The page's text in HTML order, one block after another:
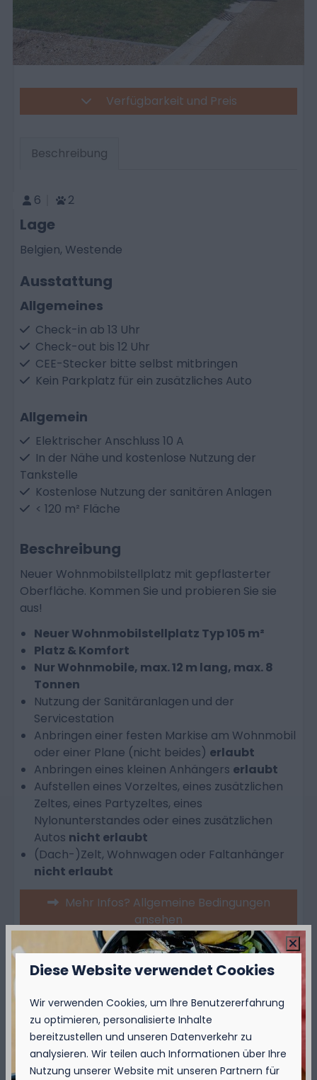
Verfügbarkeit und Preis
Beschreibung
6 2
Lage
Belgien, Westende
Ausstattung
Allgemeines
Check-in ab 13 Uhr
Check-out bis 12 Uhr
CEE-Stecker bitte selbst mitbringen
Kein Parkplatz für ein zusätzliches Auto
Allgemein
Elektrischer Anschluss 10 A
In der Nähe und kostenlose Nutzung der
Tankstelle
Kostenlose Nutzung der sanitären Anlagen
< 120 m² Fläche
Beschreibung
Neuer Wohnmobilstellplatz mit gepflasterter
Oberfläche. Kommen Sie und probieren Sie sie
aus!
Neuer Wohnmobilstellplatz Typ 105 m²
Platz & Komfort
Nur Wohnmobile, max. 12 m lang, max. 8
Tonnen
Nutzung der Sanitäranlagen und der
Servicestation
Anbringen einer festen Markise am Wohnmobil
oder einer Plane (nicht beides) erlaubt
Anbringen eines kleinen Anhängers erlaubt
Aufstellen eines Vorzeltes, eines zusätzlichen
Zeltes, eines Partyzeltes, eines
Nylonunterstandes oder eines zusätzlichen
Autos nicht erlaubt
(Dach-)Zelt, Wohnwagen oder Faltanhänger
nicht erlaubt
Mehr Infos? Allgemeine Bedingungen
ansehen
Over de camping
Over de omgeving
Diese Website verwendet Cookies
Wir verwenden Cookies, um Ihre Benutzererfahrung
zu optimieren, personalisierte Inhalte
bereitzustellen und unseren Datenverkehr zu
analysieren. Wir teilen auch Informationen über Ihre
Nutzung unserer Website mit unseren Partnern für